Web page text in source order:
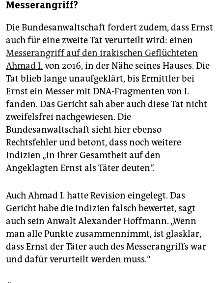
Messerangriff?
Die Bundesanwaltschaft fordert zudem, dass Ernst
auch für eine zweite Tat verurteilt wird: einen
Messerangriff auf den irakischen Geflüchteten
Ahmad I. von 2016, in der Nähe seines Hauses. Die
Tat blieb lange unaufgeklärt, bis Ermittler bei
Ernst ein Messer mit DNA-Fragmenten von I.
fanden. Das Gericht sah aber auch diese Tat nicht
zweifelsfrei nachgewiesen. Die
Bundesanwaltschaft sieht hier ebenso
Rechtsfehler und betont, dass noch weitere
Indizien „in ihrer Gesamtheit auf den
Angeklagten Ernst als Täter deuten“.
Auch Ahmad I. hatte Revision eingelegt. Das
Gericht habe die Indizien falsch bewertet, sagt
auch sein Anwalt Alexander Hoffmann. „Wenn
man alle Punkte zusammennimmt, ist glasklar,
dass Ernst der Täter auch des Messerangriffs war
und dafür verurteilt werden muss.“